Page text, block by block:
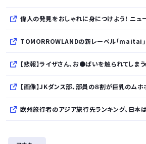
偉人の発見をおしゃれに身につけよう！ ニュートンとガリレオの有名な発見をモチーフにした、クールタ
TOMORROWLANDの新レーベル「maitai」新作コレクショ
【悲報】ライザさん、お●ぱいを触られてしまうｗ
【画像】JKダンス部、部員の８割が巨乳のムホ
欧州旅行者のアジア旅行先ランキング、日本はタイ、インドネシ